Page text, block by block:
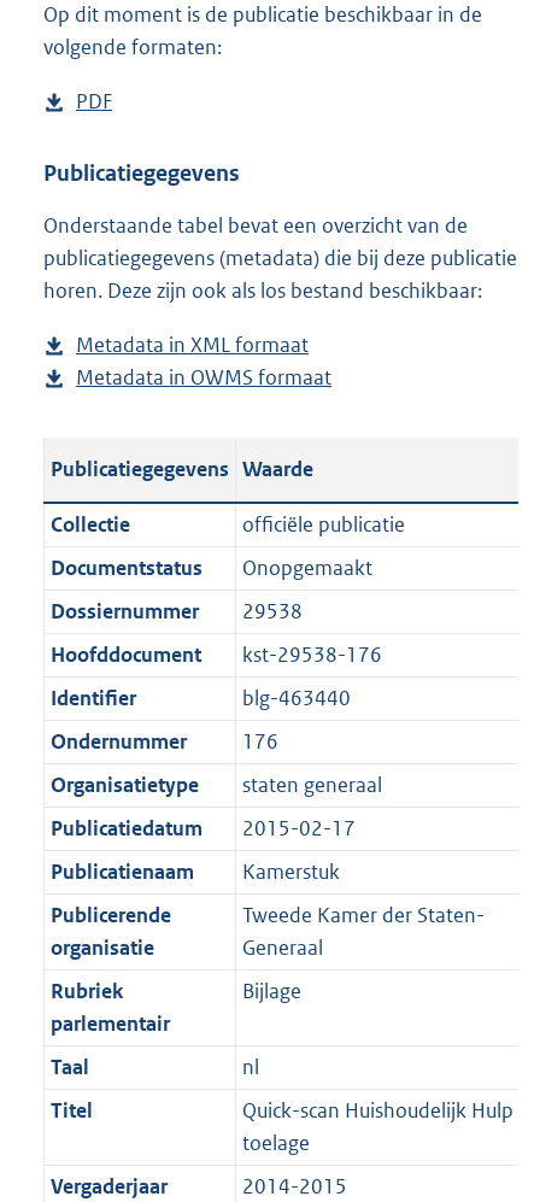
Op dit moment is de publicatie beschikbaar in de
volgende formaten:
D
w
l
o
a
p
u
l
c
t
i
e
n
f
o
r
m
a
a
t
PDF
s
a
n
d
g
r
o
t
:
6
3
4
K
b
Publicatiegegevens
Onderstaande tabel bevat een overzicht van de
publicatiegegevens (metadata) die bij deze publicatie
horen. Deze zijn ook als los bestand beschikbaar:
Metadata in XML formaat
e
a
n
d
s
r
o
o
t
e
:
1
K
b
Metadata in OWMS formaat
a
n
d
g
r
o
t
t
e
:
1
K
b
Publicatiegegevens Waarde
Collectie
officiële publicatie
Documentstatus
Onopgemaakt
Dossiernummer
29538
Hoofddocument
kst-29538-176
Identifier
blg-463440
Ondernummer
176
Organisatietype
staten generaal
Publicatiedatum
2015-02-17
Publicatienaam
Kamerstuk
Publicerende
organisatie
Tweede Kamer der Staten-
Generaal
Rubriek
parlementair
Bijlage
Taal
nl
Titel
Quick-scan Huishoudelijk Hulp
toelage
Vergaderjaar
2014-2015